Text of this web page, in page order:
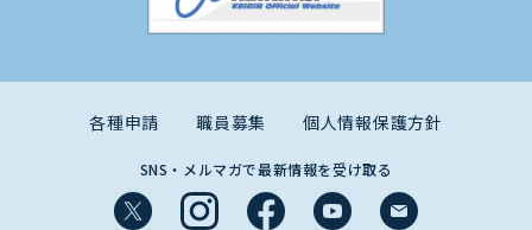
各種申請 職員募集 個人情報保護方針
SNS・メルマガで最新情報を受け取る